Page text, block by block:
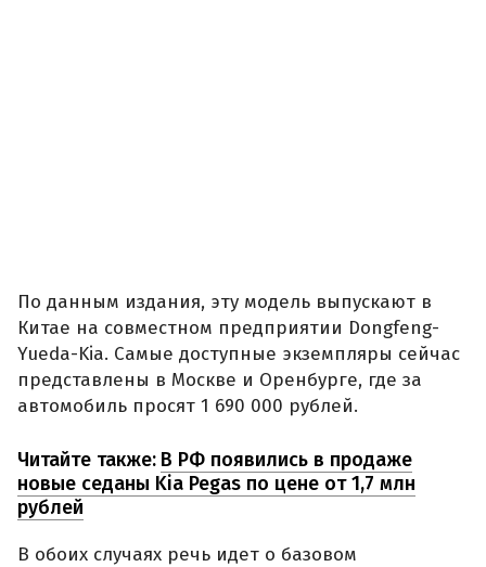
По данным издания, эту модель выпускают в
Китае на совместном предприятии Dongfeng-
Yueda-Kia. Самые доступные экземпляры сейчас
представлены в Москве и Оренбурге, где за
автомобиль просят 1 690 000 рублей.
Читайте также: В РФ появились в продаже
новые седаны Kia Pegas по цене от 1,7 млн
рублей
В обоих случаях речь идет о базовом